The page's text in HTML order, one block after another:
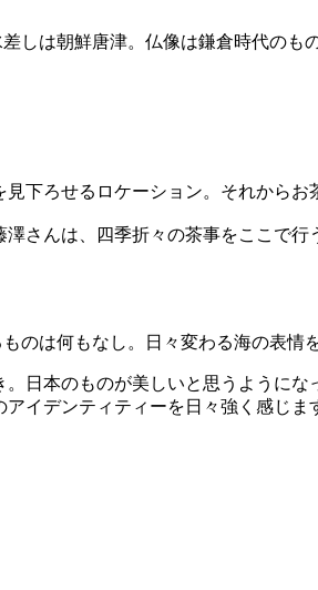
しは朝鮮唐津。仏像は鎌倉時代のもの
下ろせるロケーション。それから
さんは、四季折々の茶事をここで
のは何もなし。日々変わる海の表情
日本のものが美しいと思うように
イデンティティーを日々強く感じま